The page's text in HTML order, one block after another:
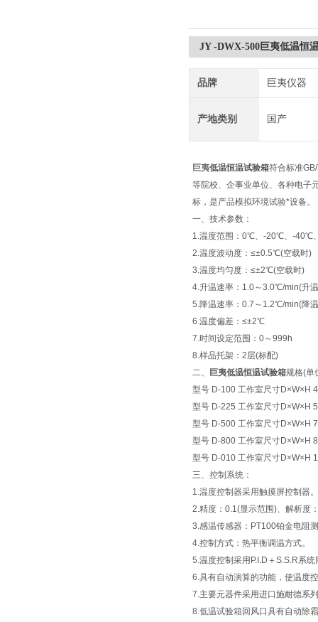
JY -DWX-500巨夷低温恒
品牌 巨夷仪器
产地类别 国产
巨夷低温恒温试验箱符合标准
等院校、企事业单位、各种电子
标，是产品模拟环境试验*设备。
一、技术参数：
1.温度范围：0℃、-20℃、-40℃
2.温度波动度：≤±0.5℃(空载时)
3.温度均匀度：≤±2℃(空载时)
4.升温速率：1.0～3.0℃/min(升
5.降温速率：0.7～1.2℃/min(降
6.温度偏差：≤±2℃
7.时间设定范围：0～999h
8.样品托架：2层(标配)
二、
巨夷低温恒温试验箱规格(单
型号 D-100 工作室尺寸D×W×H
型号 D-225 工作室尺寸D×W×H
型号 D-500 工作室尺寸D×W×H
型号 D-800 工作室尺寸D×W×H
型号 D-010 工作室尺寸D×W×H
三、控制系统：
1.温度控制器采用触摸屏控制器。
2.精度：0.1(显示范围)、解析度
3.感温传感器：PT100铂金电阻
4.控制方式：热平衡调温方式。
5.温度控制采用P.I.D＋S.S.R系
6.具有自动演算的功能，使温度
7.主要元器件采用进口施耐德系
8.低温试验箱回风口具有自动除